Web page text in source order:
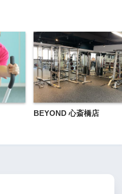
BEYOND 心斎橋店